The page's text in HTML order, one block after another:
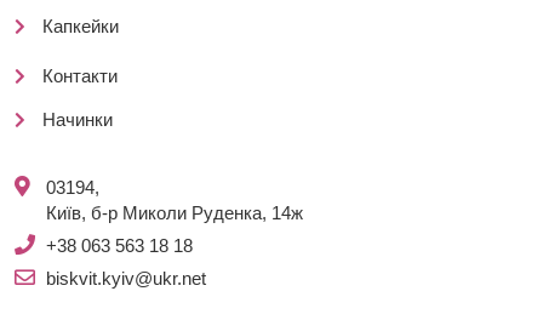
Капкейки
Контакти
Начинки
03194,
Київ, б-р Миколи Руденка, 14ж
+38 063 563 18 18
biskvit.kyiv@ukr.net